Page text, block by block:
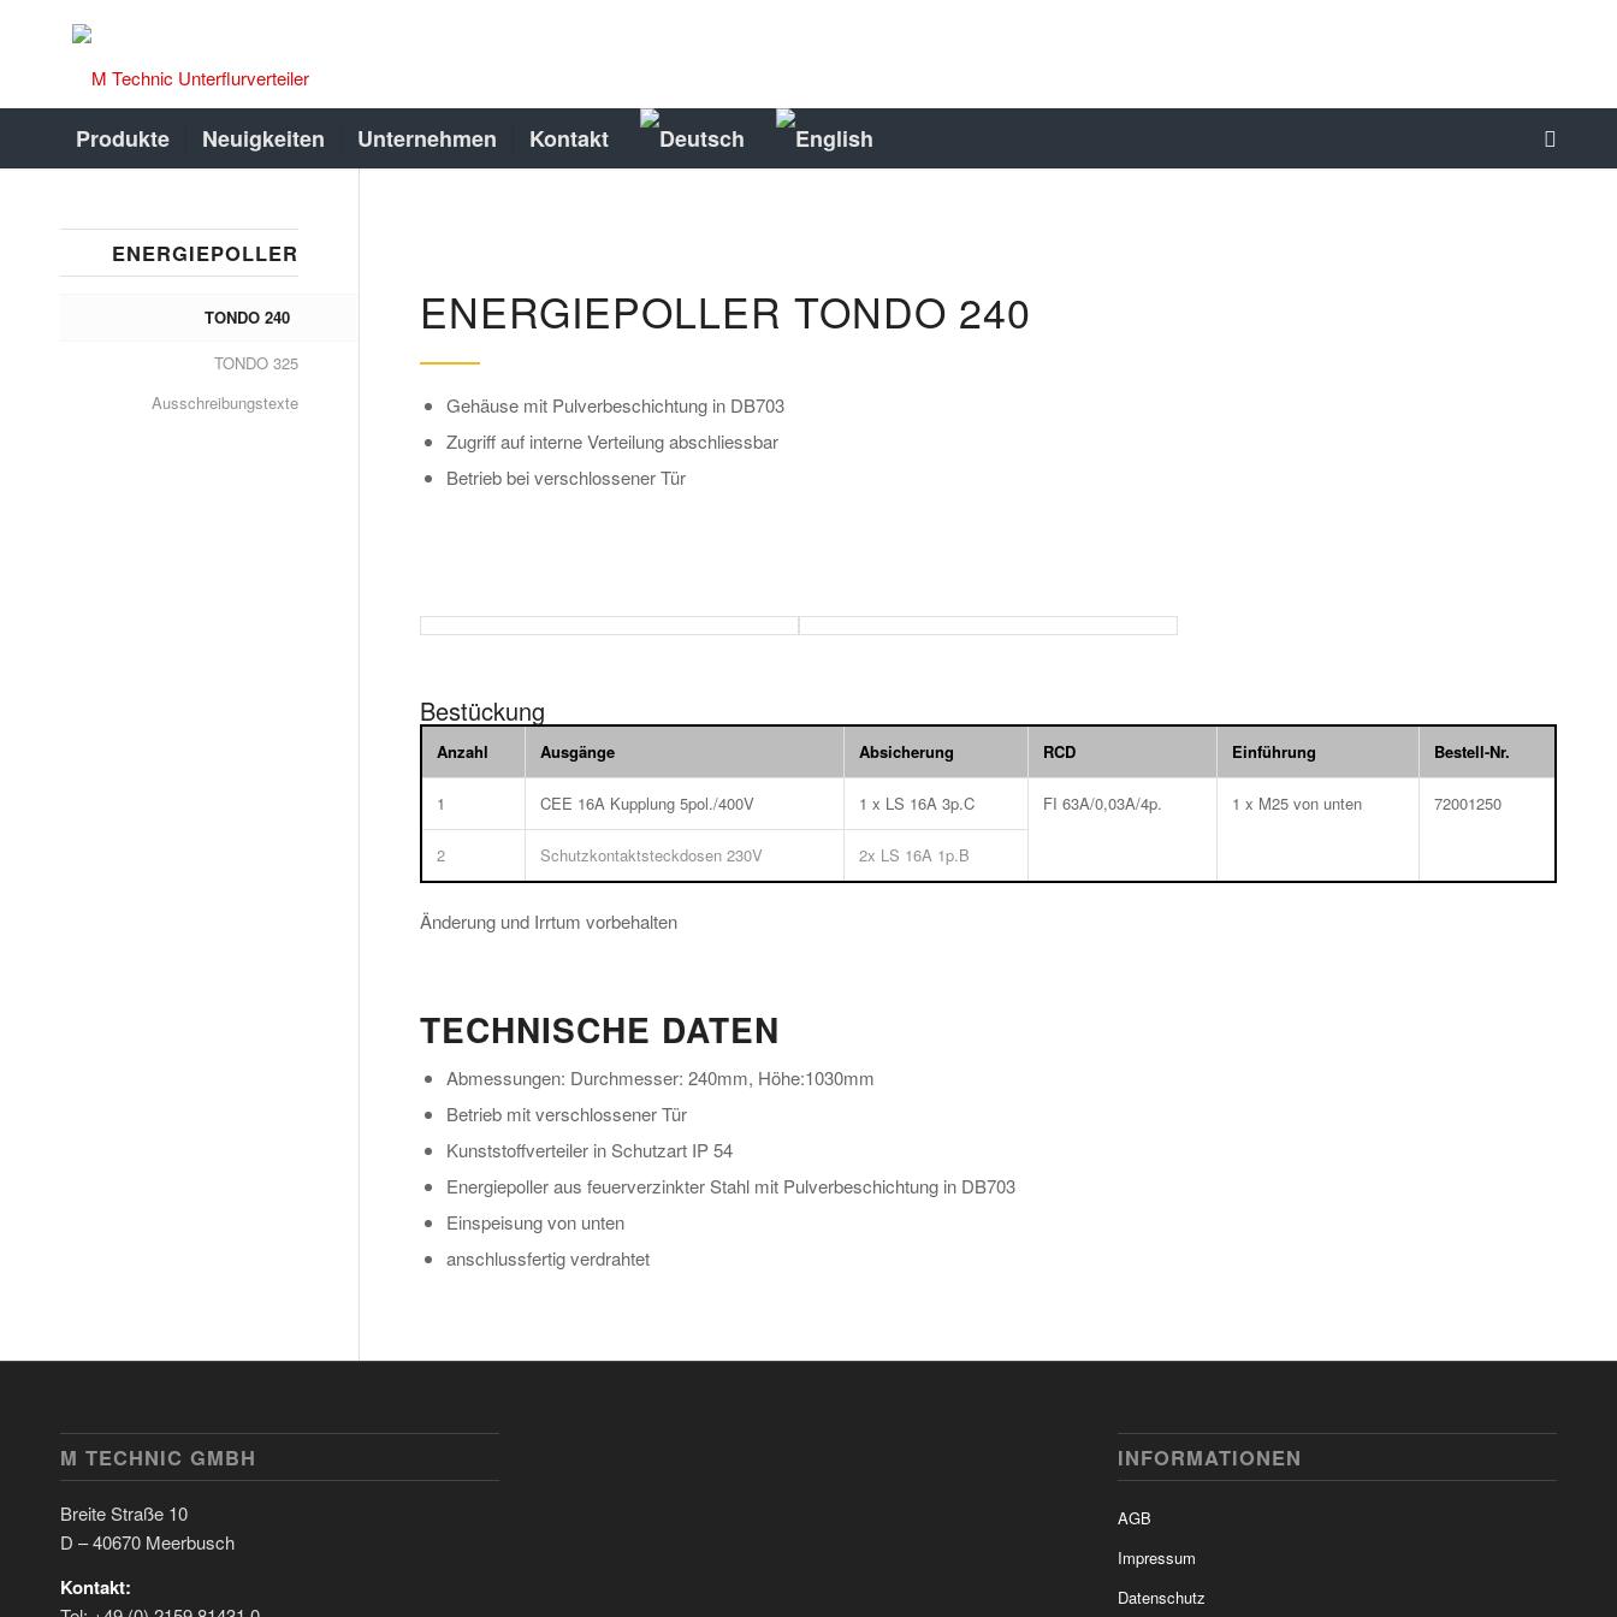
Produkte Neuigkeiten Unternehmen Kontakt
ENERGIEPOLLER TONDO 240
Gehäuse mit Pulverbeschichtung in DB703
Zugriff auf interne Verteilung abschliessbar
Betrieb bei verschlossener Tür
Bestückung
Anzahl Ausgänge Absicherung RCD Einführung Bestell-Nr.
1 CEE 16A Kupplung 5pol./400V 1 x LS 16A 3p.C FI 63A/0,03A/4p. 1 x M25 von unten 72001250
2 Schutzkontaktsteckdosen 230V 2x LS 16A 1p.B
Änderung und Irrtum vorbehalten
TECHNISCHE DATEN
Abmessungen: Durchmesser: 240mm, Höhe:1030mm
Betrieb mit verschlossener Tür
Kunststoffverteiler in Schutzart IP 54
Energiepoller aus feuerverzinkter Stahl mit Pulverbeschichtung in DB703
Einspeisung von unten
anschlussfertig verdrahtet
ENERGIEPOLLER
TONDO 240
TONDO 325
Ausschreibungstexte
M TECHNIC GMBH
Breite Straße 10
D – 40670 Meerbusch
Kontakt:
INFORMATIONEN
AGB
Impressum
Datenschutz